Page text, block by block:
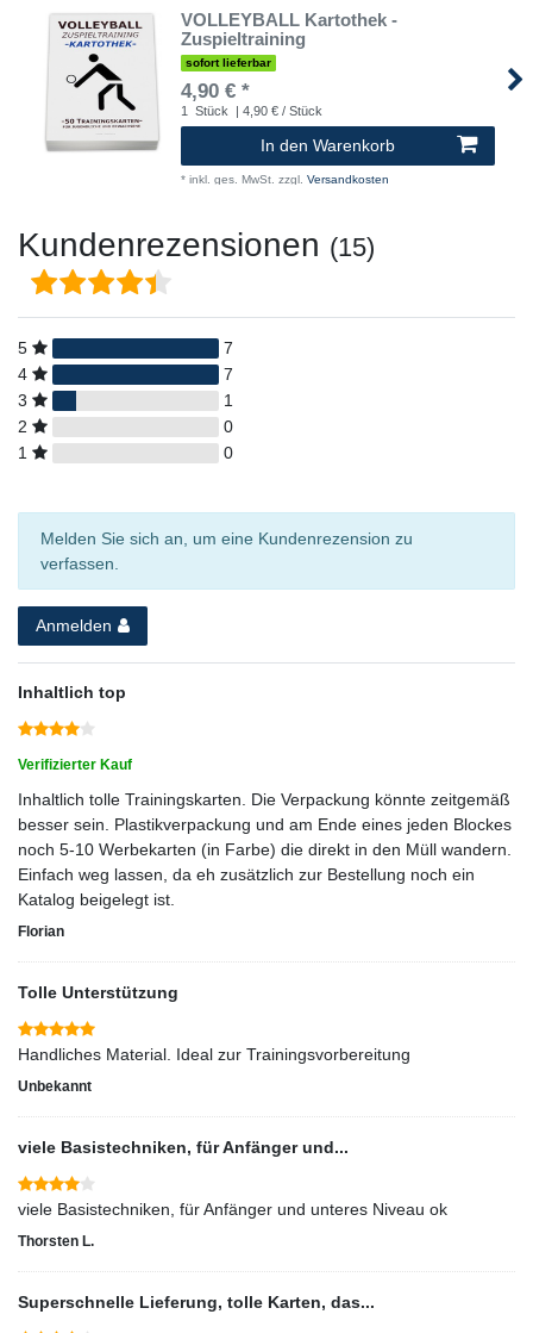
VOLLEYBALL Kartothek -
Zuspieltraining
sofort lieferbar
4,90 € *
1 Stück | 4,90 € / Stück
In den Warenkorb
* inkl. ges. MwSt. zzgl. Versandkosten
Kundenrezensionen (15)
5
7
4
7
3
1
2
0
1
0
Melden Sie sich an, um eine Kundenrezension zu
verfassen.
Anmelden
Inhaltlich top
Verifizierter Kauf
Inhaltlich tolle Trainingskarten. Die Verpackung könnte zeitgemäß
besser sein. Plastikverpackung und am Ende eines jeden Blockes
noch 5-10 Werbekarten (in Farbe) die direkt in den Müll wandern.
Einfach weg lassen, da eh zusätzlich zur Bestellung noch ein
Katalog beigelegt ist.
Florian
Tolle Unterstützung
Handliches Material. Ideal zur Trainingsvorbereitung
Unbekannt
viele Basistechniken, für Anfänger und...
viele Basistechniken, für Anfänger und unteres Niveau ok
Thorsten L.
Superschnelle Lieferung, tolle Karten, das...